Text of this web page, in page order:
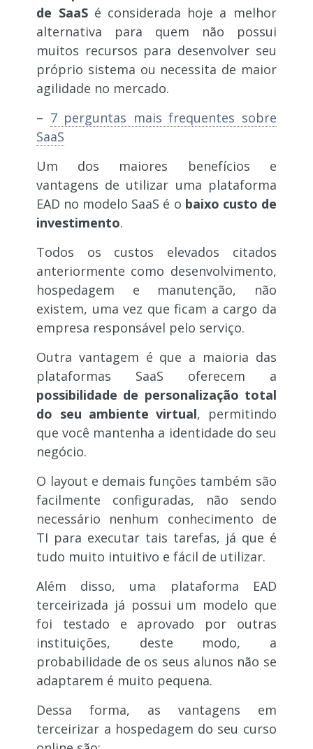
de SaaSé considerada hoje a melhor
alternativa para quem não possui
muitos recursos para desenvolver seu
próprio sistema ou necessita de maior
agilidade no mercado.
– 7 perguntas mais frequentes sobre
SaaS
Um dos maiores benefícios e
vantagens de utilizar uma plataforma
EAD no modelo SaaS é o baixo custo de
investimento.
Todos os custos elevados citados
anteriormente como desenvolvimento,
hospedagem e manutenção, não
existem, uma vez que ficam a cargo da
empresa responsável pelo serviço.
Outra vantagem é que a maioria das
plataformas SaaS oferecem a
possibilidade de personalização total
do seu ambiente virtual, permitindo
que você mantenha a identidade do seu
negócio.
O layout e demais funções também são
facilmente configuradas, não sendo
necessário nenhum conhecimento de
TI para executar tais tarefas, já que é
tudo muito intuitivo e fácil de utilizar.
Além disso, uma plataforma EAD
terceirizada já possui um modelo que
foi testado e aprovado por outras
instituições, deste modo, a
probabilidade de os seus alunos não se
adaptarem é muito pequena.
Dessa forma, as vantagens em
terceirizar a hospedagem do seu curso